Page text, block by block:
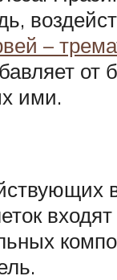
–
от
ими.